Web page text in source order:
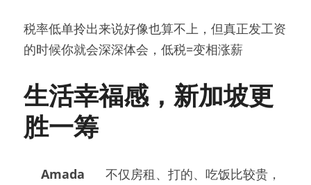
税率低单拎出来说好像也算不上，但真正发工资
的时候你就会深深体会，低税=变相涨薪
生活幸福感，新加坡更
胜一筹
Amada
不仅房租、打的、吃饭比较贵，